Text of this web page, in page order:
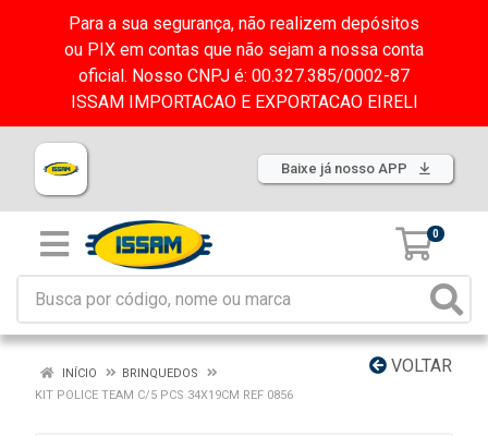
Para a sua segurança, não realizem depósitos
ou PIX em contas que não sejam a nossa conta
oficial. Nosso CNPJ é: 00.327.385/0002-87
ISSAM IMPORTACAO E EXPORTACAO EIRELI
Baixe já nosso APP
0
VOLTAR
INÍCIO
BRINQUEDOS
KIT POLICE TEAM C/5 PCS 34X19CM REF 0856